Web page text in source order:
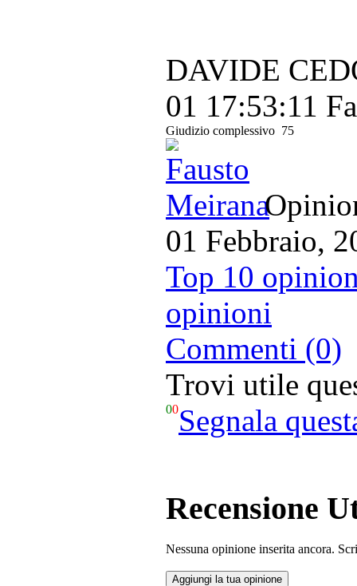
DAVIDE
01 17:53:11
Giudizio complessivo 75
01 Febbraio,
Top 10
opinioni
Commenti (0)
Trovi utile
00Segnala
Recensione
Nessuna opinione inserita ancora.
Aggiungi la tua opinione